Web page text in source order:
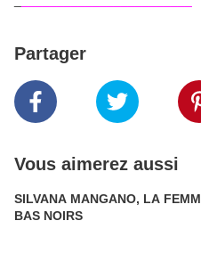
Partager
Vous aimerez aussi
SILVANA MANGANO, LA
BAS NOIRS